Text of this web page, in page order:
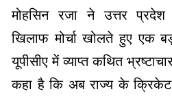
मोहसिन रजा ने उत्तर
खिलाफ मोर्चा खोलते हुए एक
यूपीसीए में व्याप्त कथित
कहा है कि अब राज्य के